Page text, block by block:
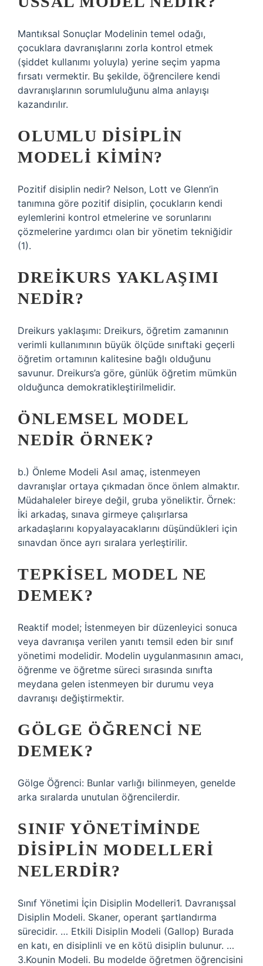
Mantıksal Sonuçlar Modelinin temel odağı,
çocuklara davranışlarını zorla kontrol etmek
(şiddet kullanımı yoluyla) yerine seçim yapma
fırsatı vermektir. Bu şekilde, öğrencilere kendi
davranışlarının sorumluluğunu alma anlayışı
kazandırılır.
OLUMLU DISIPLIN
MODELI KIMIN?
Pozitif disiplin nedir? Nelson, Lott ve Glenn’in
tanımına göre pozitif disiplin, çocukların kendi
eylemlerini kontrol etmelerine ve sorunlarını
çözmelerine yardımcı olan bir yönetim tekniğidir
(1).
DREIKURS YAKLAŞIMI
NEDIR?
Dreikurs yaklaşımı: Dreikurs, öğretim zamanının
verimli kullanımının büyük ölçüde sınıftaki geçerli
öğretim ortamının kalitesine bağlı olduğunu
savunur. Dreikurs’a göre, günlük öğretim mümkün
olduğunca demokratikleştirilmelidir.
ÖNLEMSEL MODEL
NEDIR ÖRNEK?
b.) Önleme Modeli Asıl amaç, istenmeyen
davranışlar ortaya çıkmadan önce önlem almaktır.
Müdahaleler bireye değil, gruba yöneliktir. Örnek:
İki arkadaş, sınava girmeye çalışırlarsa
arkadaşlarını kopyalayacaklarını düşündükleri için
sınavdan önce ayrı sıralara yerleştirilir.
TEPKISEL MODEL NE
DEMEK?
Reaktif model; İstenmeyen bir düzenleyici sonuca
veya davranışa verilen yanıtı temsil eden bir sınıf
yönetimi modelidir. Modelin uygulanmasının amacı,
öğrenme ve öğretme süreci sırasında sınıfta
meydana gelen istenmeyen bir durumu veya
davranışı değiştirmektir.
GÖLGE ÖĞRENCI NE
DEMEK?
Gölge Öğrenci: Bunlar varlığı bilinmeyen, genelde
arka sıralarda unutulan öğrencilerdir.
SINIF YÖNETIMINDE
DISIPLIN MODELLERI
NELERDIR?
Sınıf Yönetimi İçin Disiplin Modelleri1. Davranışsal
Disiplin Modeli. Skaner, operant şartlandırma
sürecidir. … Etkili Disiplin Modeli (Gallop) Burada
en katı, en disiplinli ve en kötü disiplin bulunur. …
3.Kounin Modeli. Bu modelde öğretmen öğrencisini